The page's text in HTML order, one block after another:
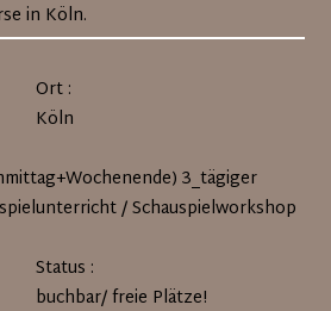
in Köln.
Ort :
Köln
3_tägiger
/ Schauspielworkshop
Status :
buchbar/ freie Plätze!